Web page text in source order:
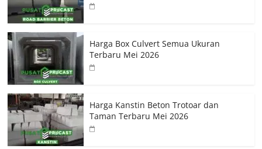
Harga Box Culvert Semua Ukuran
Terbaru Mei 2026
Harga Kanstin Beton Trotoar dan
Taman Terbaru Mei 2026